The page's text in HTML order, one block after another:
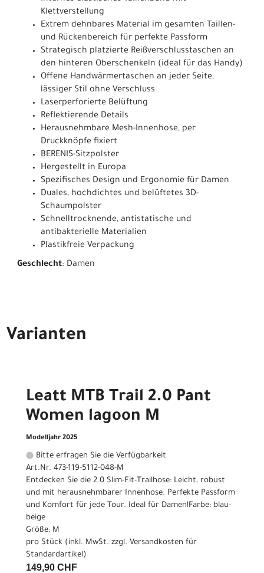
Klettverstellung
Extrem dehnbares Material im gesamten Taillen-
und Rückenbereich für perfekte Passform
Strategisch platzierte Reißverschlusstaschen an
den hinteren Oberschenkeln (ideal für das Handy)
Offene Handwärmertaschen an jeder Seite,
lässiger Stil ohne Verschluss
Laserperforierte Belüftung
Reflektierende Details
Herausnehmbare Mesh-Innenhose, per
Druckknöpfe fixiert
BERENIS-Sitzpolster
Hergestellt in Europa
Spezifisches Design und Ergonomie für Damen
Duales, hochdichtes und belüftetes 3D-
Schaumpolster
Schnelltrocknende, antistatische und
antibakterielle Materialien
Plastikfreie Verpackung
Geschlecht: Damen
Varianten
Leatt MTB Trail 2.0 Pant
Women lagoon M
Modelljahr 2025
Bitte erfragen Sie die Verfügbarkeit
Art.Nr. 473-119-5112-048-M
Entdecken Sie die 2.0 Slim-Fit-Trailhose: Leicht, robust
und mit herausnehmbarer Innenhose. Perfekte Passform
und Komfort für jede Tour. Ideal für Damen!Farbe: blau-
beige
Größe: M
pro Stück (inkl. MwSt. zzgl. Versandkosten für
Standardartikel)
149,90 CHF